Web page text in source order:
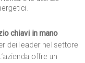
chiavi in mano
dei leader nel settore
offre un